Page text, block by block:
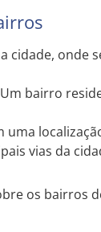
cidade, onde
Um bairro
uma
vias da
os bairros